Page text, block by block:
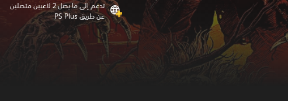
تدعم إلى ما يصل 2 لاعبين متصلين
عن طريق PS Plus‏